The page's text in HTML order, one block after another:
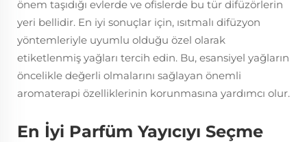
önem taşıdığı evlerde ve ofislerde bu tür difüzörlerin
yeri bellidir. En iyi sonuçlar için, ısıtmalı difüzyon
yöntemleriyle uyumlu olduğu özel olarak
etiketlenmiş yağları tercih edin. Bu, esansiyel yağların
öncelikle değerli olmalarını sağlayan önemli
aromaterapi özelliklerinin korunmasına yardımcı olur.
En İyi Parfüm Yayıcıyı Seçme